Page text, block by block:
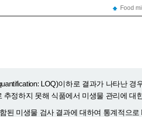
Food
LOQ)이하로 결과가 나타난 경
정하지 못해 식품에서 미생물 관리에 대
미생물 검사 결과에 대하여 통계적으로